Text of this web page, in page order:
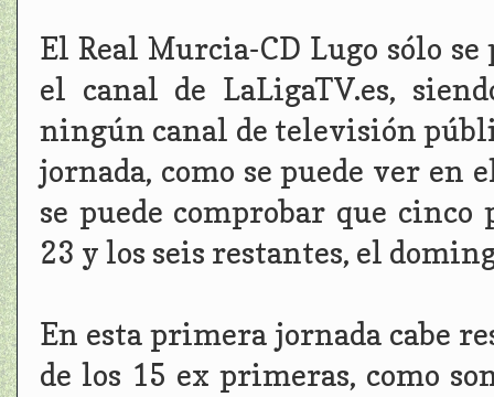
El Real Murcia-CD Lugo sólo
el canal de LaLigaTV.es,
ningún canal de televisión
jornada, como se puede ver
se puede comprobar que
23 y los seis restantes, el
En esta primera jornada cabe
de los 15 ex primeras, como